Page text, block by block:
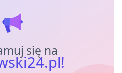
się na